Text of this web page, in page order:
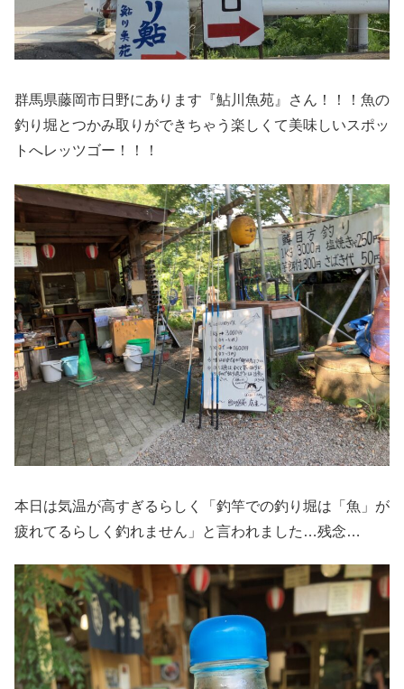
群馬県藤岡市日野にあります『鮎川魚苑』さん！！！魚の
釣り堀とつかみ取りができちゃう楽しくて美味しいスポッ
トへレッツゴー！！！
本日は気温が高すぎるらしく「釣竿での釣り堀は「魚」が
疲れてるらしく釣れません」と言われました…残念…